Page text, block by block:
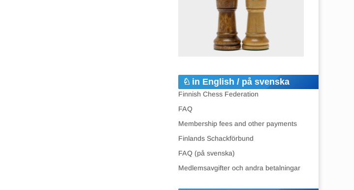
in English / på svenska
Finnish Chess Federation
FAQ
Membership fees and other payments
Finlands Schackförbund
FAQ (på svenska)
Medlemsavgifter och andra betalningar